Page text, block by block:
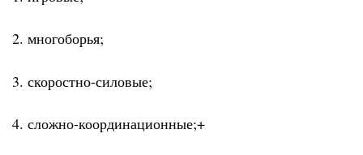
2. многоборья;
3. скоростно-силовые;
4. сложно-координационные;+